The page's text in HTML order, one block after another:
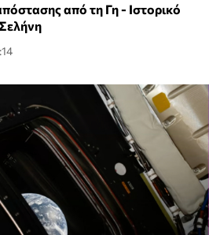
από τη Γη - Ιστορικό